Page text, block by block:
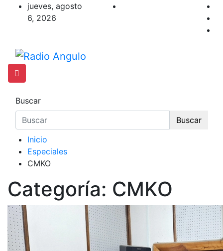
Saltar
jueves, agosto
6, 2026
Radio Angulo
Buscar
Buscar
Inicio
Especiales
CMKO
Categoría: CMKO